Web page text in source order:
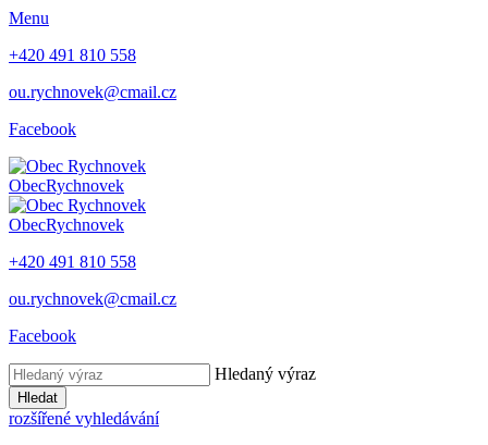
Menu
+420 491 810 558
ou.rychnovek@cmail.cz
Facebook
ObecRychnovek
ObecRychnovek
+420 491 810 558
ou.rychnovek@cmail.cz
Facebook
Hledaný výraz
Hledat
rozšířené vyhledávání